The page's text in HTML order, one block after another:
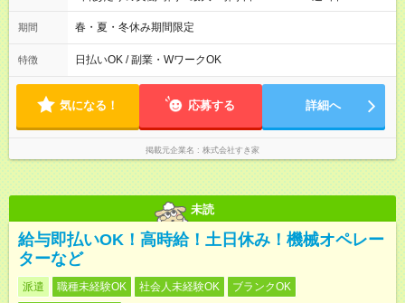
2h～OK ＜シフト例＞ 〇朝帯 5:00-9:00 〇昼帯 9:00-14:00 〇午
後帯 14:00-18:00 〇夜帯 18:00-22:00 〇深夜帯 22:00-翌5:00 基
ます♪
期間 春・夏・冬休み期間限定
特徴 日払いOK / 副業・WワークOK
気になる！ 応募する 詳細へ
掲載元企業名 株式会社すき家
未読
給与即払いOK！高時給！土日休み！機械オペレー
ターなど
派遣 職種未経験OK 社会人未経験OK
ブランクOK